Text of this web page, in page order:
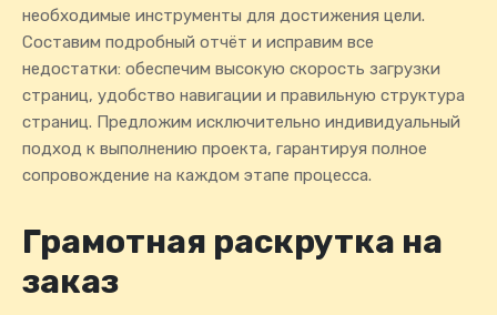
необходимые инструменты для достижения цели.
Составим подробный отчёт и исправим все
недостатки: обеспечим высокую скорость загрузки
страниц, удобство навигации и правильную структура
страниц. Предложим исключительно индивидуальный
подход к выполнению проекта, гарантируя полное
сопровождение на каждом этапе процесса.
Грамотная раскрутка на
заказ